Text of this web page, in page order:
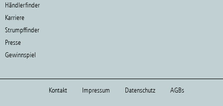
Händlerfinder
Karriere
Strumpffinder
Presse
Gewinnspiel
Kontakt Impressum Datenschutz AGBs